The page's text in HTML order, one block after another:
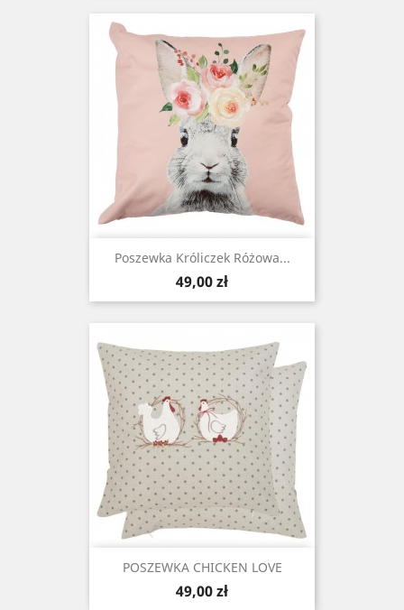
Poszewka Króliczek Różowa...
Cena
49,00 zł
POSZEWKA CHICKEN LOVE
Cena
49,00 zł